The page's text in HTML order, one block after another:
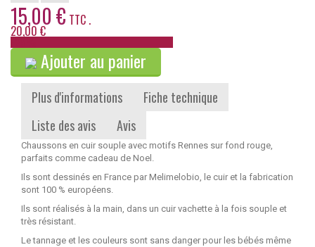
15,00 € TTC .
20,00 €
-25%
Ajouter au panier
Plus d'informations
Fiche technique
Liste des avis
Avis
Chaussons en cuir souple avec motifs Rennes sur fond rouge,
parfaits comme cadeau de Noel.
Ils sont dessinés en France par Melimelobio, le cuir et la fabrication
sont 100 % européens.
Ils sont réalisés à la main, dans un cuir vachette à la fois souple et
très résistant.
Le tannage et les couleurs sont sans danger pour les bébés même